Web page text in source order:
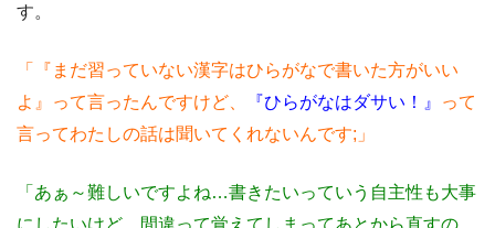
す。
「『まだ習っていない漢字はひらがなで書いた方がいい
よ』って言ったんですけど、
『ひらがなはダサい！』
って
言ってわたしの話は聞いてくれないんです;」
「あぁ～難しいですよね…書きたいっていう自主性も大事